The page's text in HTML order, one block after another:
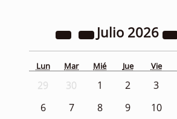
Julio 2026
Lun Mar Mié Jue Vie
29 30 1 2 3
6
7 8 9 10